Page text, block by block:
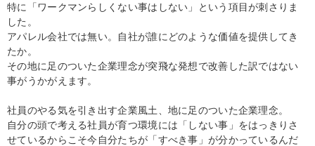
特に「ワークマンらしくない事はしない」という項目が刺さりま
した。
アパレル会社では無い。自社が誰にどのような価値を提供してき
たか。
その地に足のついた企業理念が突飛な発想で改善した訳ではない
事がうかがえます。
社員のやる気を引き出す企業風土、地に足のついた企業理念。
自分の頭で考える社員が育つ環境には「しない事」をはっきりさ
せているからこそ今自分たちが「すべき事」が分かっているんだ